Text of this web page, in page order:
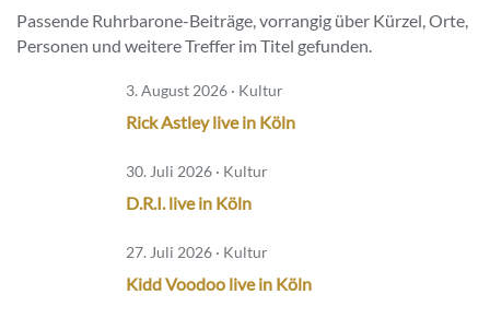
Passende Ruhrbarone-Beiträge, vorrangig über Kürzel, Orte,
Personen und weitere Treffer im Titel gefunden.
3. August 2026 · Kultur
Rick Astley live in Köln
30. Juli 2026 · Kultur
D.R.I. live in Köln
27. Juli 2026 · Kultur
Kidd Voodoo live in Köln